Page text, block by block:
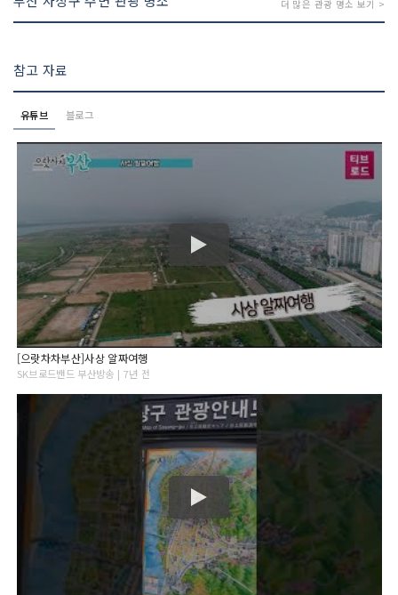
더 많은 관광 명소 보기 >
참고 자료
유튜브 블로그
[으랏차차부산]사상 알짜여행
SK브로드밴드 부산방송 | 7년 전